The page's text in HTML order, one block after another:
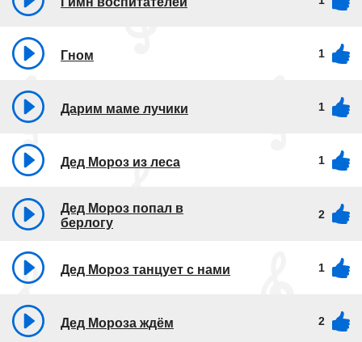
Гном 1
Дарим маме лучики 1
Дед Мороз из леса 1
Дед Мороз попал в
берлогу
2
Дед Мороз танцует с нами 1
Дед Мороза ждём 2